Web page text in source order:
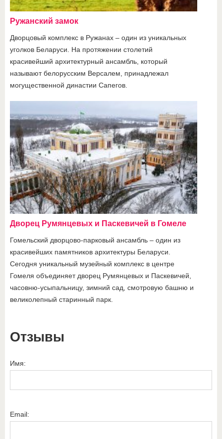
Ружанский замок
Дворцовый комплекс в Ружанах – один из уникальных
уголков Беларуси. На протяжении столетий
красивейший архитектурный ансамбль, который
называют белорусским Версалем, принадлежал
могущественной династии Сапегов.
Дворец Румянцевых и Паскевичей в Гомеле
Гомельский дворцово-парковый ансамбль – один из
красивейших памятников архитектуры Беларуси.
Сегодня уникальный музейный комплекс в центре
Гомеля объединяет дворец Румянцевых и Паскевичей,
часовню-усыпальницу, зимний сад, смотровую башню и
великолепный старинный парк.
Отзывы
Имя:
Email: